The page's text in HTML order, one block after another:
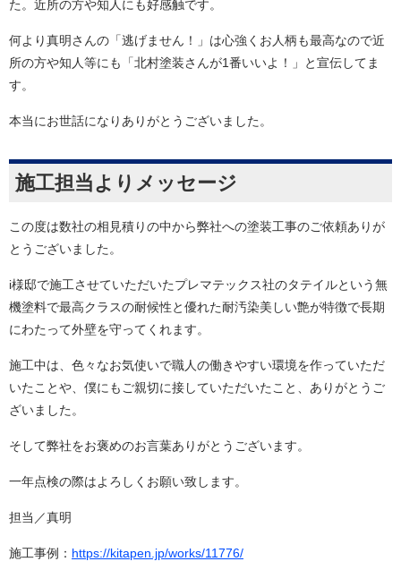
た。近所の方や知人にも好感触です。
何より真明さんの「逃げません！」は心強くお人柄も最高なので近
所の方や知人等にも「北村塗装さんが1番いいよ！」と宣伝してま
す。
本当にお世話になりありがとうございました。
施工担当よりメッセージ
この度は数社の相見積りの中から弊社への塗装工事のご依頼ありが
とうございました。
i様邸で施工させていただいたプレマテックス社のタテイルという無
機塗料で最高クラスの耐候性と優れた耐汚染美しい艶が特徴で長期
にわたって外壁を守ってくれます。
施工中は、色々なお気使いで職人の働きやすい環境を作っていただ
いたことや、僕にもご親切に接していただいたこと、ありがとうご
ざいました。
そして弊社をお褒めのお言葉ありがとうございます。
一年点検の際はよろしくお願い致します。
担当／真明
施工事例： https://kitapen.jp/works/11776/